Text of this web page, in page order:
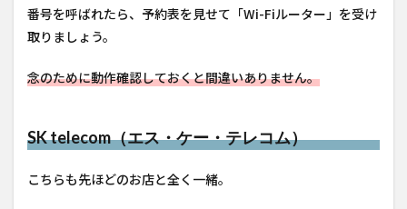
番号を呼ばれたら、予約表を見せて「Wi-Fiルーター」を受け
取りましょう。
念のために動作確認しておくと間違いありません。
SK telecom（エス・ケー・テレコム）
こちらも先ほどのお店と全く一緒。